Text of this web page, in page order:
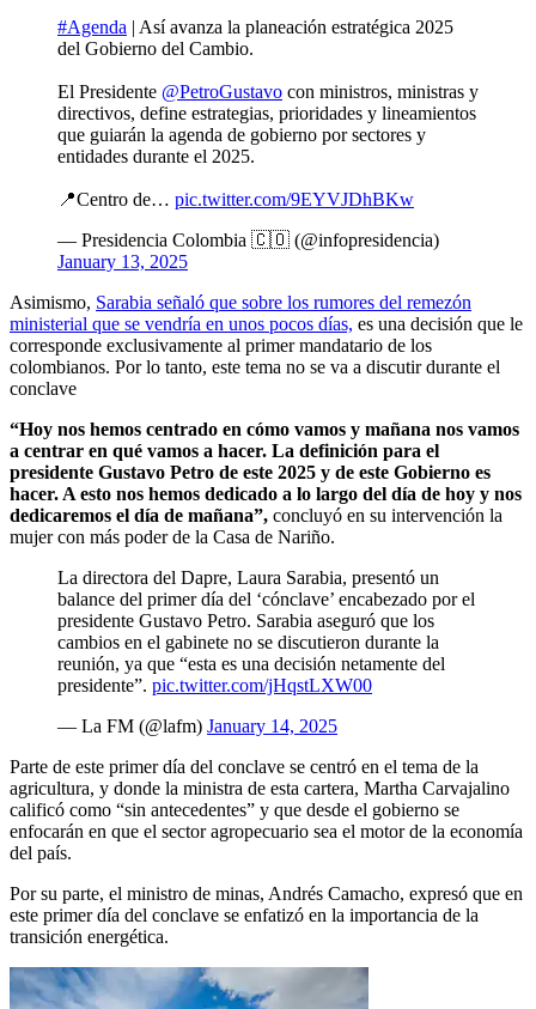
#Agenda | Así avanza la planeación estratégica 2025
del Gobierno del Cambio.
El Presidente @PetroGustavo con ministros, ministras y
directivos, define estrategias, prioridades y lineamientos
que guiarán la agenda de gobierno por sectores y
entidades durante el 2025.
📍Centro de… pic.twitter.com/9EYVJDhBKw
— Presidencia Colombia 🇨🇴 (@infopresidencia)
January 13, 2025
Asimismo, Sarabia señaló que sobre los rumores del remezón
ministerial que se vendría en unos pocos días, es una decisión que le
corresponde exclusivamente al primer mandatario de los
colombianos. Por lo tanto, este tema no se va a discutir durante el
conclave
“Hoy nos hemos centrado en cómo vamos y mañana nos vamos
a centrar en qué vamos a hacer. La definición para el
presidente Gustavo Petro de este 2025 y de este Gobierno es
hacer. A esto nos hemos dedicado a lo largo del día de hoy y nos
dedicaremos el día de mañana”, concluyó en su intervención la
mujer con más poder de la Casa de Nariño.
La directora del Dapre, Laura Sarabia, presentó un
balance del primer día del ‘cónclave’ encabezado por el
presidente Gustavo Petro. Sarabia aseguró que los
cambios en el gabinete no se discutieron durante la
reunión, ya que “esta es una decisión netamente del
presidente”. pic.twitter.com/jHqstLXW00
— La FM (@lafm) January 14, 2025
Parte de este primer día del conclave se centró en el tema de la
agricultura, y donde la ministra de esta cartera, Martha Carvajalino
calificó como “sin antecedentes” y que desde el gobierno se
enfocarán en que el sector agropecuario sea el motor de la economía
del país.
Por su parte, el ministro de minas, Andrés Camacho, expresó que en
este primer día del conclave se enfatizó en la importancia de la
transición energética.